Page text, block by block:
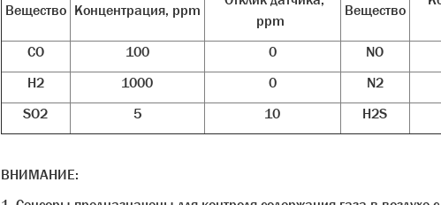
Вещество Концентрация, ppm
ppm
Вещество
CO
100 0 NO
H2
1000 0 N2
SO2
5 10 H2S
ВНИМАНИЕ: